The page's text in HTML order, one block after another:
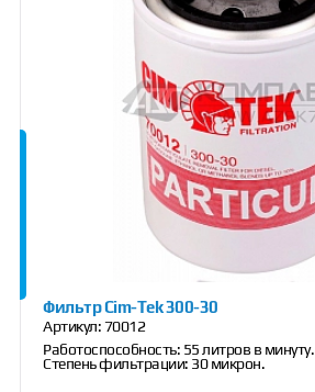
Фильтр Cim-Tek 300-30
Артикул:70012
Работоспособность: 55 литров в минуту.
Степень фильтрации: 30 микрон.